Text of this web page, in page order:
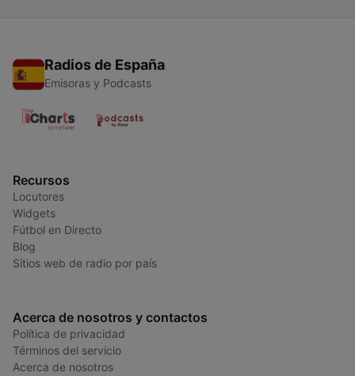
Radios de España
Emisoras y Podcasts
Recursos
Locutores
Widgets
Fútbol en Directo
Blog
Sitios web de radio por país
Acerca de nosotros y contactos
Política de privacidad
Términos del servicio
Acerca de nosotros